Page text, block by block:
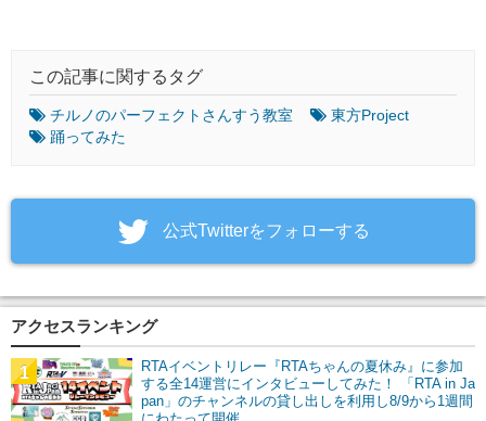
この記事に関するタグ
チルノのパーフェクトさんすう教室
東方Project
踊ってみた
‎公式Twitterをフォローする
アクセスランキング
RTAイベントリレー『RTAちゃんの夏休み』に参加
する全14運営にインタビューしてみた！ 「RTA in Ja
pan」のチャンネルの貸し出しを利用し8/9から1週間
1